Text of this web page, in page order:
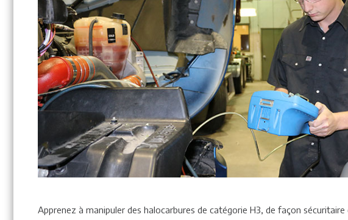
Apprenez à manipuler des halocarbures de catégorie H3, de façon sécuritaire